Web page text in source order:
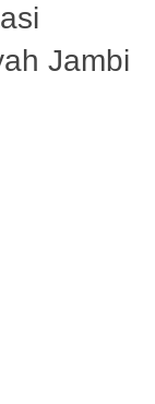
Jambi